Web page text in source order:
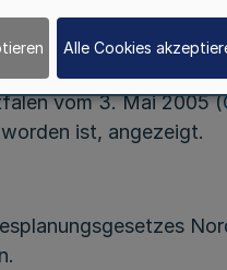
mit Bericht vom
vom 3. Mai 2005 (
ist, angezeigt.
Alle Cookies